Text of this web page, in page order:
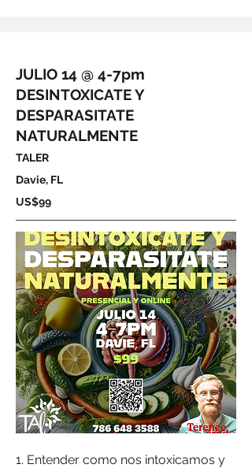
JULIO 14 @ 4-7pm
DESINTOXICATE Y
DESPARASITATE
NATURALMENTE
TALER
Davie, FL
US$99
1. Entender como nos intoxicamos y